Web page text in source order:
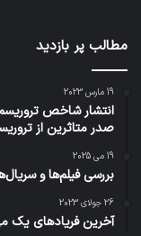
مطالب پر بازدید
19 مارس 2023
صدر متاثرین از
19 می 2025
بررسی فیلم‌ها و
26 جولای 2023
آخرین فریادهای یک